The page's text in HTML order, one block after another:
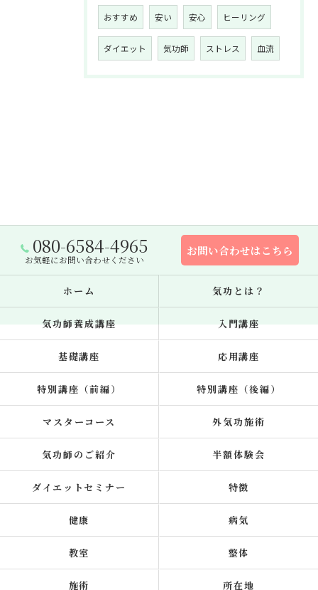
おすすめ 安い 安心 ヒーリング
ダイエット 気功師 ストレス 血流
080-6584-4965
お気軽にお問い合わせください
お問い合わせはこちら
ホーム 気功とは？
気功師養成講座 入門講座
基礎講座 応用講座
特別講座（前編） 特別講座（後編）
マスターコース 外気功施術
気功師のご紹介 半額体験会
ダイエットセミナー 特徴
健康 病気
教室 整体
施術 所在地